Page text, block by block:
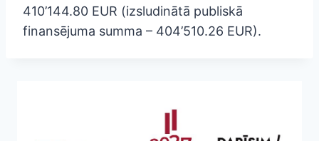
410’144.80 EUR (izsludinātā publiskā
finansējuma summa – 404’510.26 EUR).